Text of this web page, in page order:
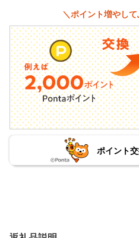
＼ポイント増やし
ポイント